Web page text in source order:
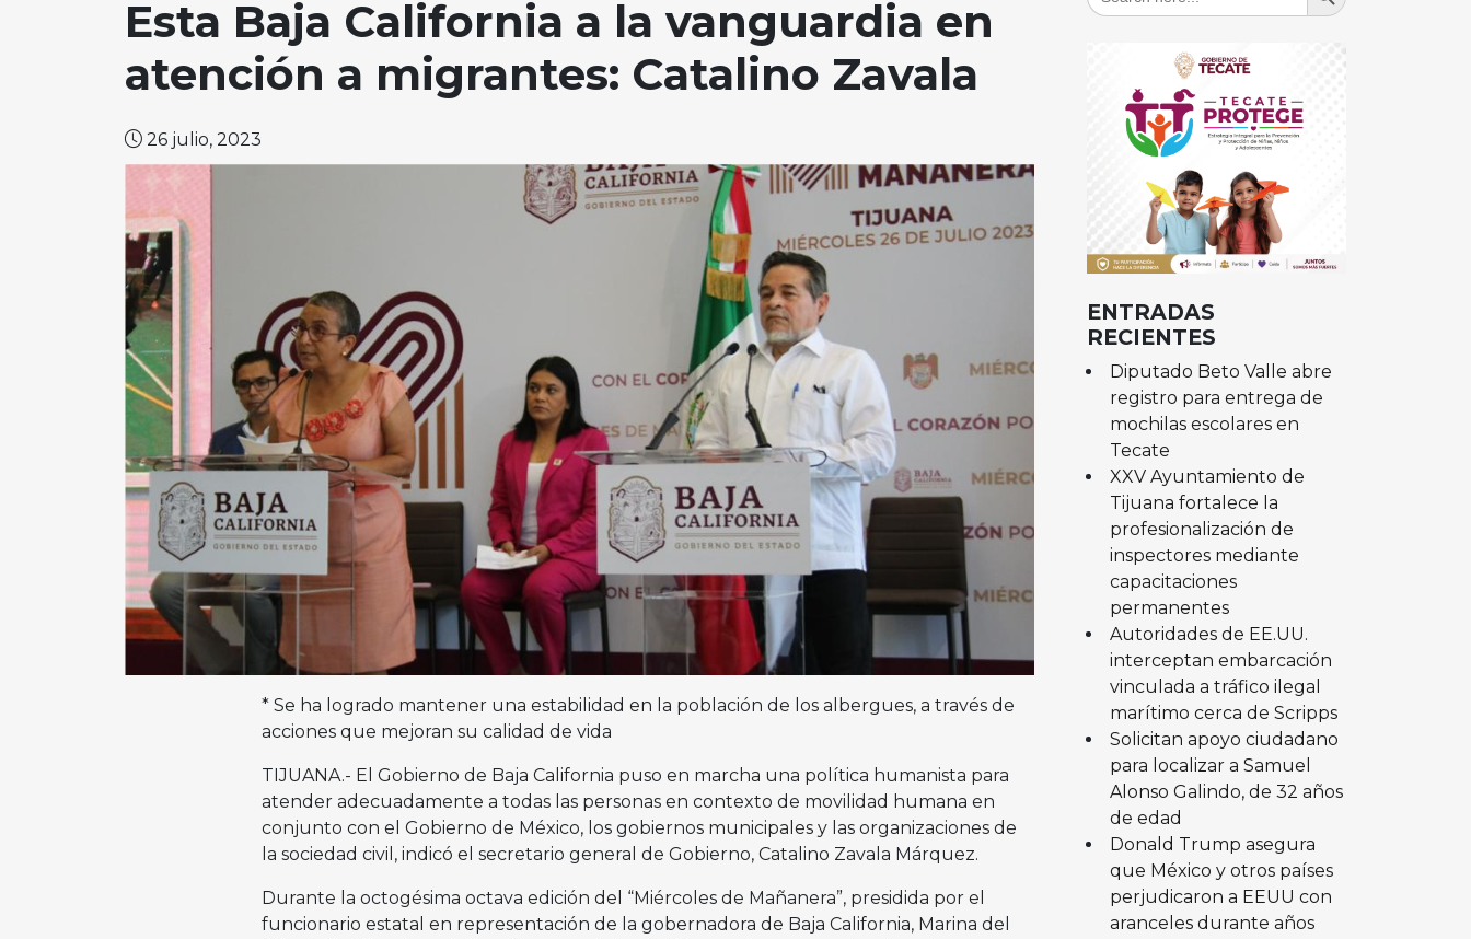
Esta Baja California a la vanguardia en
atención a migrantes: Catalino Zavala
26 julio, 2023
* Se ha logrado mantener una estabilidad en la población de los albergues, a través de
acciones que mejoran su calidad de vida
TIJUANA.- El Gobierno de Baja California puso en marcha una política humanista para
atender adecuadamente a todas las personas en contexto de movilidad humana en
conjunto con el Gobierno de México, los gobiernos municipales y las organizaciones de
la sociedad civil, indicó el secretario general de Gobierno, Catalino Zavala Márquez.
Durante la octogésima octava edición del “Miércoles de Mañanera”, presidida por el
funcionario estatal en representación de la gobernadora de Baja California, Marina del
ENTRADAS
RECIENTES
Diputado Beto Valle abre
registro para entrega de
mochilas escolares en
Tecate
XXV Ayuntamiento de
Tijuana fortalece la
profesionalización de
inspectores mediante
capacitaciones
permanentes
Autoridades de EE.UU.
interceptan embarcación
vinculada a tráfico ilegal
marítimo cerca de Scripps
Solicitan apoyo ciudadano
para localizar a Samuel
Alonso Galindo, de 32 años
de edad
Donald Trump asegura
que México y otros países
perjudicaron a EEUU con
aranceles durante años